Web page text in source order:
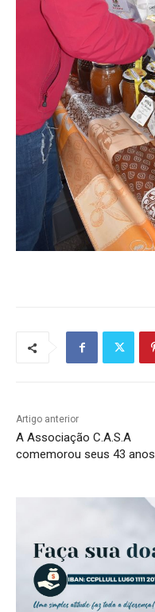
Artigo anterior
A Associação C.A.S.A
comemorou seus 43 anos